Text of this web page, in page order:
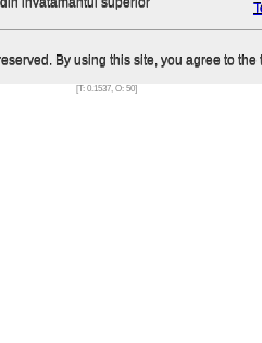
invatamantul superior
By using this site, you agree to
[T: 0.1537, O: 50]